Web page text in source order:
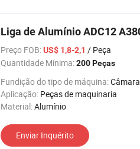
Liga de Alumínio ADC12
Preço FOB:US$ 1,8-2,1 / Peça
Quantidade Mínima:200 Peças
Fundição do tipo de máquina:Câmara
Aplicação: Peças de maquinaria
Material:Alumínio
Enviar Inquérito